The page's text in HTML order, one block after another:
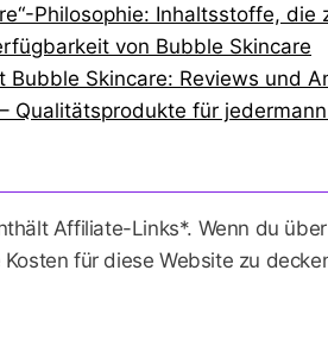
Philosophie: Inhaltsstoffe, die
von Bubble Skincare
Bubble Skincare: Reviews und
Qualitätsprodukte für
Affiliate-Links*. Wenn du
für diese Website zu